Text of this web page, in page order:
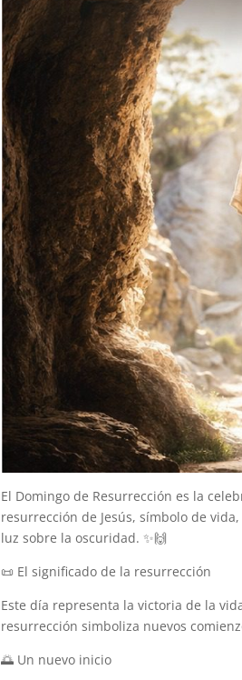
El Domingo de Resurrección es la
resurrección de Jesús, símbolo de
luz sobre la oscuridad. ✨🙌
📜 El significado de la resurrección
Este día representa la victoria de la
resurrección simboliza nuevos
🌅 Un nuevo inicio